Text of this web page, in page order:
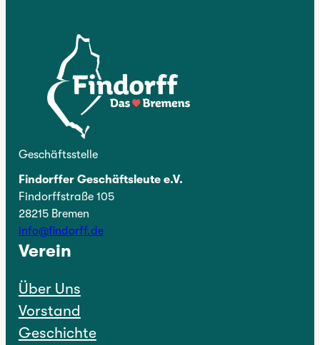
Geschäftsstelle
Findorffer Geschäftsleute e.V.
Findorffstraße 105
28215 Bremen
info@findorff.de
Verein
Über Uns
Vorstand
Geschichte